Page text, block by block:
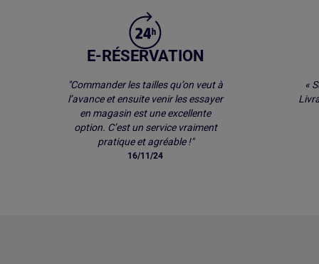
E-RÉSERVATION
"Commander les tailles qu’on veut à
l’avance et ensuite venir les essayer
en magasin est une excellente
option. C’est un service vraiment
pratique et agréable !"
16/11/24
«